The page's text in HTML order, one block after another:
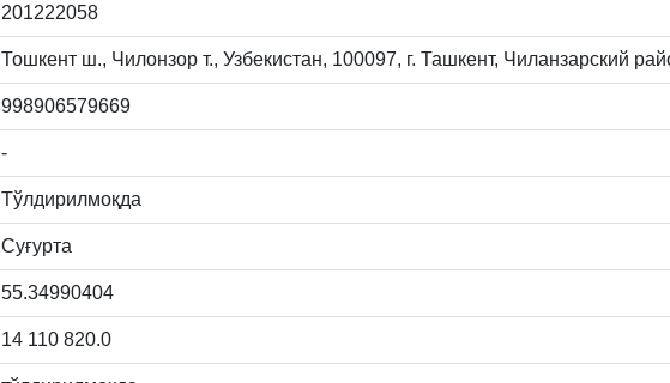
201222058
Тошкент ш., Чилонзор т., Узбекистан, 100097, г. Ташкент, Чиланзарский
998906579669
-
Тўлдирилмоқда
Суғурта
55.34990404
14 110 820.0